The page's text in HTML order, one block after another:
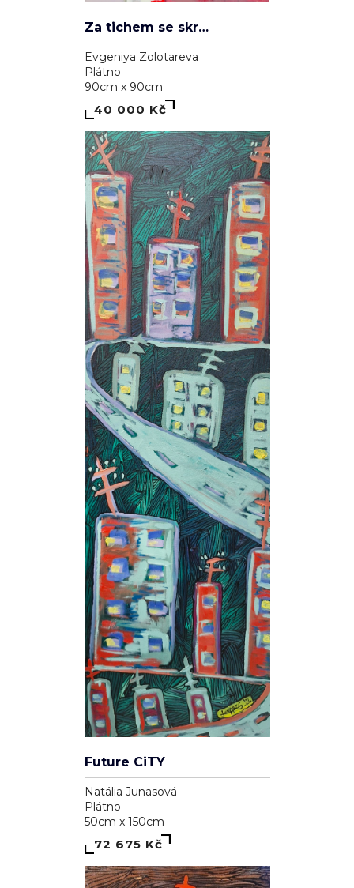
Za tichem se skrývá hluk
Evgeniya Zolotareva
Plátno
90cm x 90cm
40 000 Kč
Future CiTY
Natália Junasová
Plátno
50cm x 150cm
72 675 Kč